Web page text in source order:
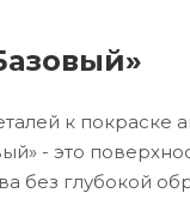
к покраске
- это
без глубокой